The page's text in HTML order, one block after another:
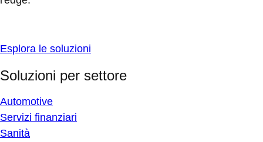
Esplora le soluzioni
Soluzioni per settore
Automotive
Servizi finanziari
Sanità